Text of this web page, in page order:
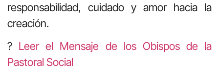
responsabilidad, cuidado y amor hacia la
creación.
? Leer el Mensaje de los Obispos de la
Pastoral Social